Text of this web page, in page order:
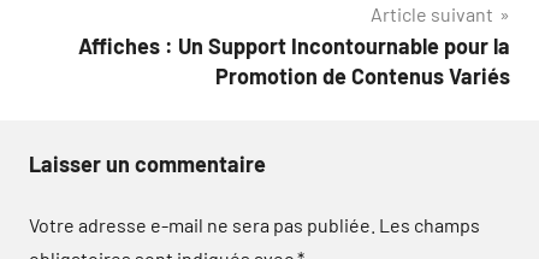
Article suivant
Affiches : Un Support Incontournable pour la
Promotion de Contenus Variés
Laisser un commentaire
Votre adresse e-mail ne sera pas publiée. Les champs